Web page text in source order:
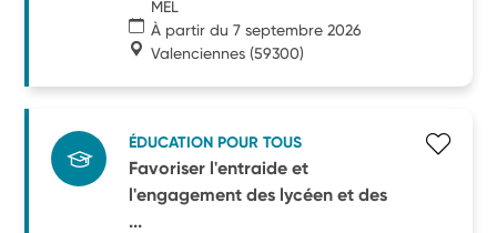
MEL
À partir du 7 septembre 2026
Valenciennes (59300)
ÉDUCATION POUR TOUS
Favoriser l'entraide et
l'engagement des lycéen et des
...